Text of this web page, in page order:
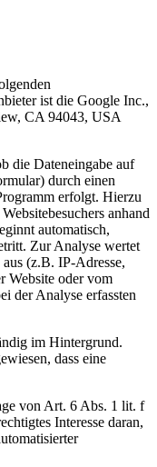
ist die Google Inc.,
CA 94043, USA
die Dateneingabe auf
durch einen
erfolgt. Hierzu
anhand
automatisch,
Zur Analyse wertet
(z.B. IP-Adresse,
Website oder vom
der Analyse erfassten
im Hintergrund.
dass eine
von Art. 6 Abs. 1 lit. f
Interesse daran,